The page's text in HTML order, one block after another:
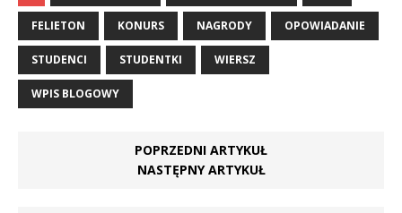
FELIETON KONURS NAGRODY OPOWIADANIE
STUDENCI STUDENTKI WIERSZ
WPIS BLOGOWY
POPRZEDNI ARTYKUŁ
NASTĘPNY ARTYKUŁ